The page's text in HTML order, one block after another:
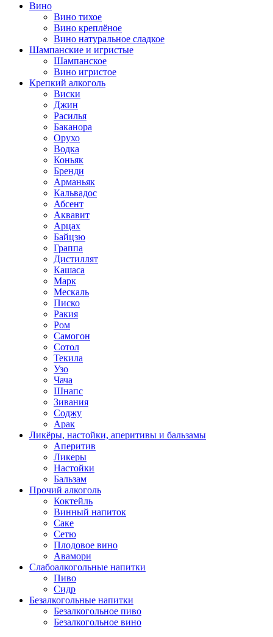
Вино
Вино тихое
Вино креплёное
Вино натуральное сладкое
Шампанские и игристые
Шампанское
Вино игристое
Крепкий алкоголь
Виски
Джин
Расилья
Баканора
Орухо
Водка
Коньяк
Бренди
Арманьяк
Кальвадос
Абсент
Аквавит
Арцах
Байцзю
Граппа
Дистиллят
Кашаса
Марк
Мескаль
Писко
Ракия
Ром
Самогон
Сотол
Текила
Узо
Чача
Шнапс
Зивания
Соджу
Арак
Ликёры, настойки, аперитивы и бальзамы
Аперитив
Ликеры
Настойки
Бальзам
Прочий алкоголь
Коктейль
Винный напиток
Саке
Сетю
Плодовое вино
Авамори
Слабоалкогольные напитки
Пиво
Сидр
Безалкогольные напитки
Безалкогольное пиво
Безалкогольное вино